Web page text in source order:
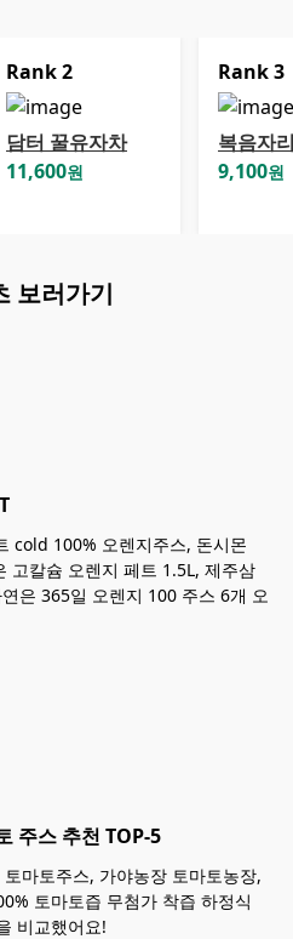
Rank2
담터 꿀유자차
11,600원
Rank3
복음자
9,100원
보러가기
cold 100% 오렌지주스, 돈시몬
고칼슘 오렌지 페트 1.5L, 제주삼
은 365일 오렌지 100 주스 6개 오
주스 추천 TOP-5
마토주스, 가야농장 토마토농장,
토마토즙 무첨가 착즙 하정식
비교했어요!